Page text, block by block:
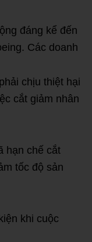
đáng kể đến
Các doanh
chịu thiệt hại
cắt giảm nhân
hạn chế cắt
tốc độ sản
khi cuộc